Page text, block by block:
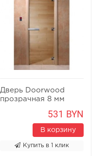
Дверь Doorwood
прозрачная 8 мм
531 BYN
В корзину
Купить в 1 клик